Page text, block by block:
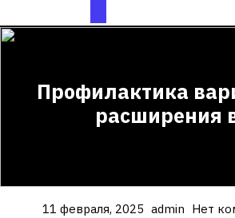
Кнопка
Профилактика
расширения
11 февраля, 2025 admin Нет